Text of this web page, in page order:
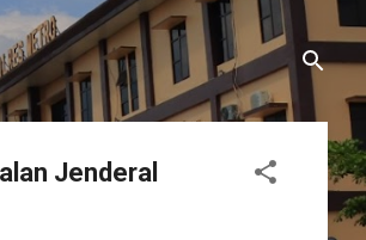
Jenderal